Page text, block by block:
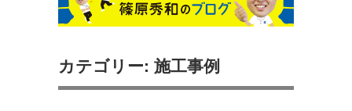
カテゴリー: 施工事例